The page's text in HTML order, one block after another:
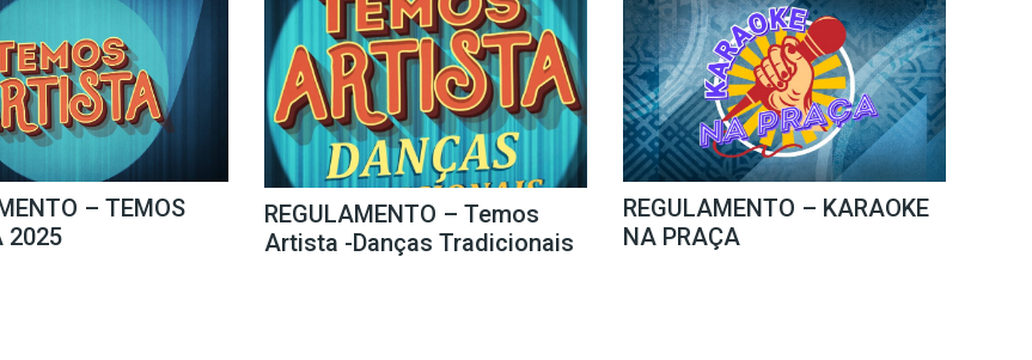
– TEMOS
2025
REGULAMENTO – Temos
Artista -Danças Tradicionais
REGULAMENTO – KARAOKE
NA PRAÇA